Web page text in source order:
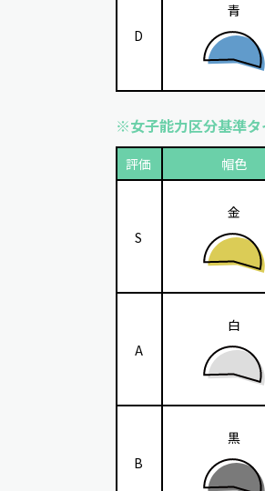
D
青
※女子能力区分基準タ
評価 帽色
S
金
A
白
B
黒